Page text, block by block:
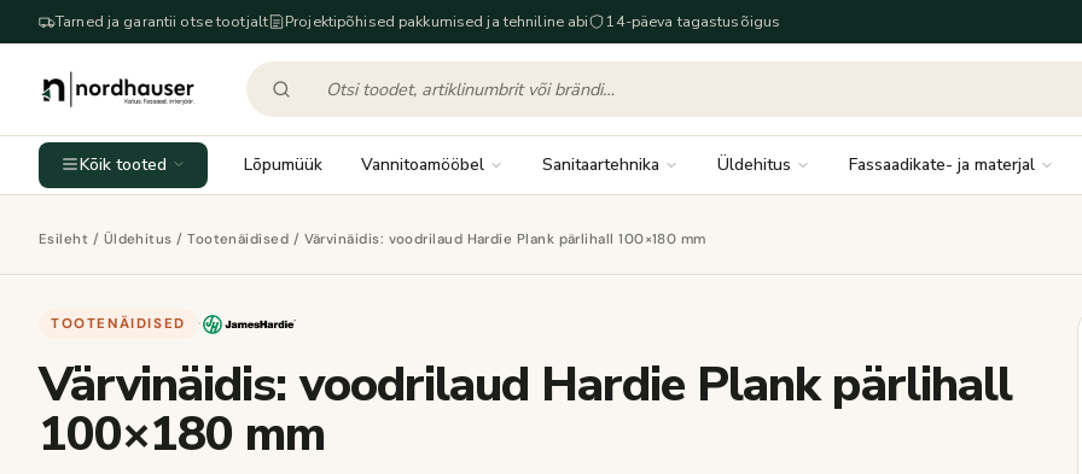
Tarned ja garantii otse tootjalt Projektipõhised pakkumised ja tehniline abi 14-päeva tagastusõigus
Kõik tooted Lõpumüük Vannitoamööbel Sanitaartehnika Üldehitus Fassaadikate- ja materjal
Esileht / Üldehitus /Tootenäidised / Värvinäidis: voodrilaud Hardie Plank pärlihall 100×180 mm
TOOTENÄIDISED ·
Värvinäidis: voodrilaud Hardie Plank pärlihall
100×180 mm